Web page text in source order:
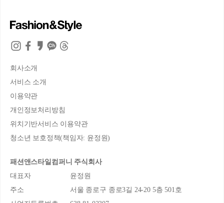
회사소개
서비스 소개
이용약관
개인정보처리방침
위치기반서비스 이용약관
청소년 보호정책(책임자: 윤정원)
패션앤스타일컴퍼니 주식회사
대표자
윤정원
주소
서울 종로구 종로3길 24-20 5층 501호